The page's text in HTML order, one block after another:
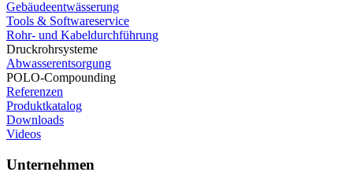
Gebäudeentwässerung
Tools & Softwareservice
Rohr- und Kabeldurchführung
Druckrohrsysteme
Abwasserentsorgung
POLO-Compounding
Referenzen
Produktkatalog
Downloads
Videos
Unternehmen